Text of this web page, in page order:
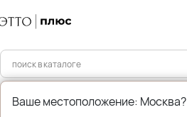
Главная Уценка %
Ваше местоположение: Москва?